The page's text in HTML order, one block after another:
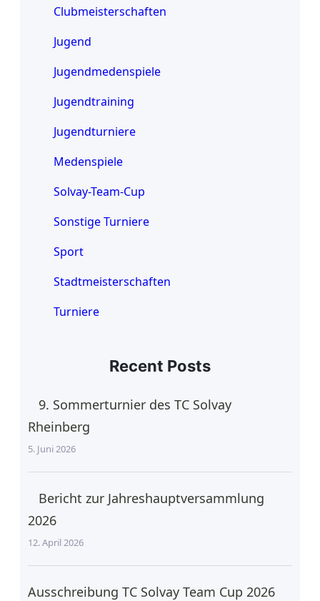
Clubmeisterschaften
Jugend
Jugendmedenspiele
Jugendtraining
Jugendturniere
Medenspiele
Solvay-Team-Cup
Sonstige Turniere
Sport
Stadtmeisterschaften
Turniere
Recent Posts
9. Sommerturnier des TC Solvay
Rheinberg
5. Juni 2026
Bericht zur Jahreshauptversammlung
2026
12. April 2026
Ausschreibung TC Solvay Team Cup 2026